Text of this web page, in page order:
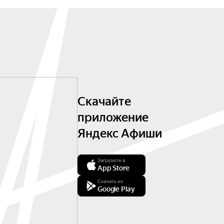
Скачайте
приложение
Яндекс Афиши
Загрузите в
App Store
Скачать из
Google Play